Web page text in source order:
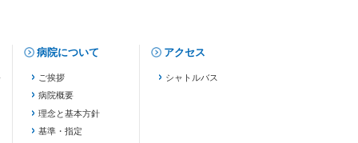
病院について
ご挨拶
病院概要
理念と基本方針
基準・指定
アクセス
シャトルバス